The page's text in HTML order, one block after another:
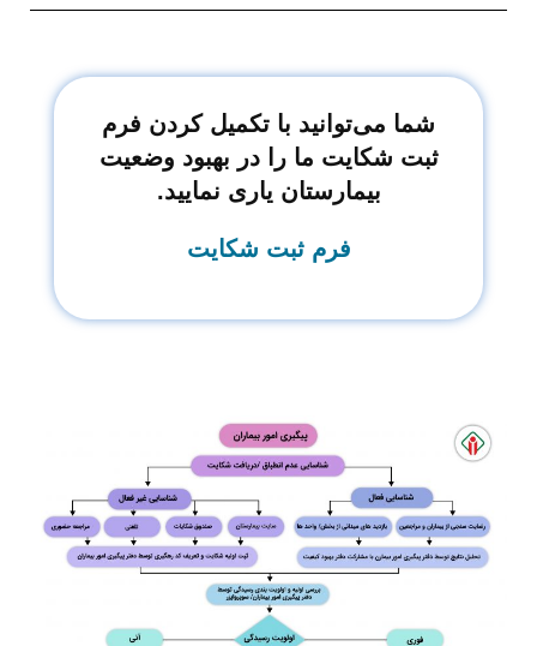
شما می‌توانید با تکمیل کردن فرم
ثبت شکایت ما را در بهبود وضعیت
بیمارستان یاری نمایید.
فرم ثبت شکایت